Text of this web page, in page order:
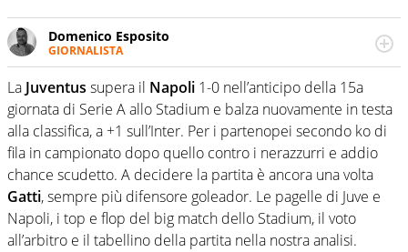
Domenico Esposito
GIORNALISTA
Da vent’anni in campo e sul campo per vivere ogni evento
in tutte le sue sfaccettature. Passione smisurata per il
calcio e per la sfera di cuoio. Il pallone è una cosa
serissima, guai a dirgli di no
La Juventus supera il Napoli 1-0 nell’anticipo della 15a
giornata di Serie A allo Stadium e balza nuovamente in testa
alla classifica, a +1 sull’Inter. Per i partenopei secondo ko di
fila in campionato dopo quello contro i nerazzurri e addio
chance scudetto. A decidere la partita è ancora una volta
Gatti, sempre più difensore goleador. Le pagelle di Juve e
Napoli, i top e flop del big match dello Stadium, il voto
all’arbitro e il tabellino della partita nella nostra analisi.